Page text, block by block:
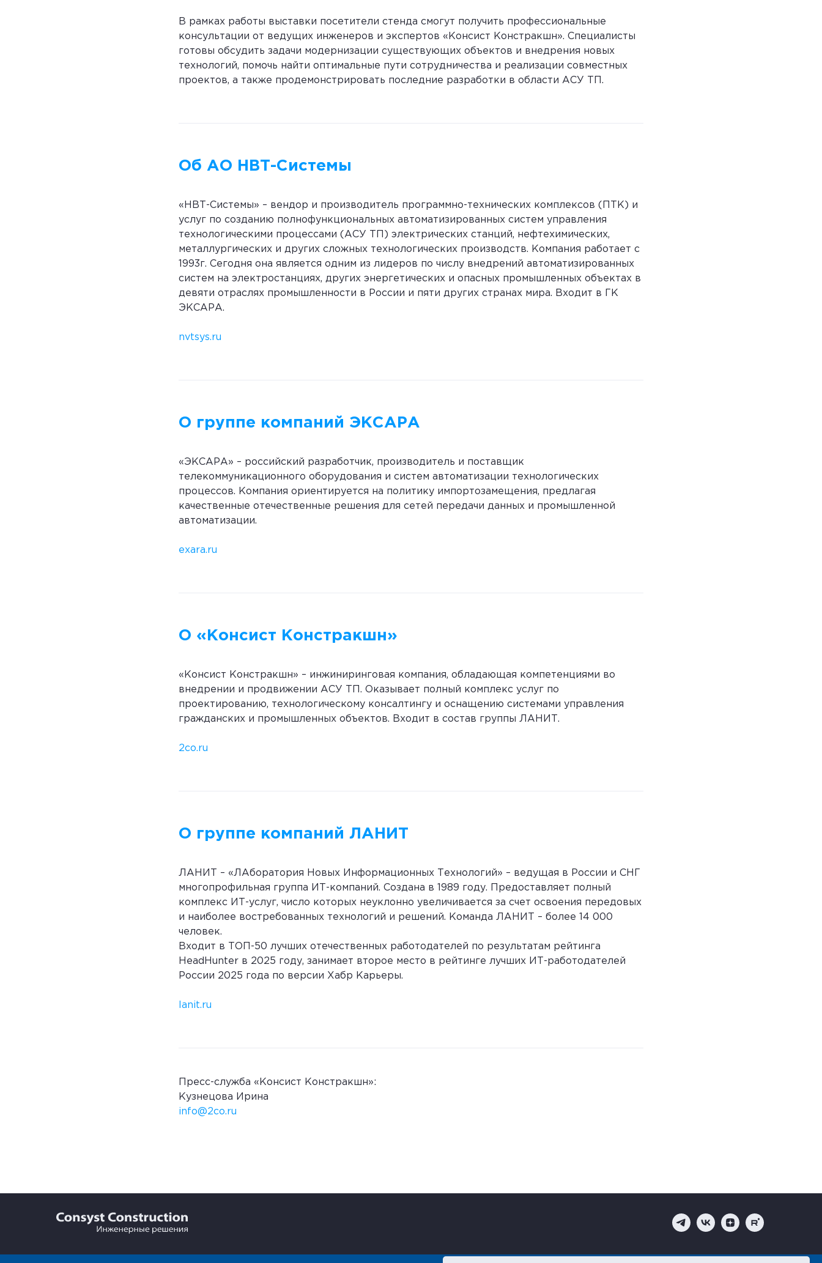
В рамках работы выставки посетители стенда смогут получить профессиональные
консультации от ведущих инженеров и экспертов «Консист Констракшн». Специалисты
готовы обсудить задачи модернизации существующих объектов и внедрения новых
технологий, помочь найти оптимальные пути сотрудничества и реализации совместных
проектов, а также продемонстрировать последние разработки в области АСУ ТП.
Об АО НВТ-Системы
«НВТ-Системы» – вендор и производитель программно-технических комплексов (ПТК) и
услуг по созданию полнофункциональных автоматизированных систем управления
технологическими процессами (АСУ ТП) электрических станций, нефтехимических,
металлургических и других сложных технологических производств. Компания работает с
1993г. Сегодня она является одним из лидеров по числу внедрений автоматизированных
систем на электростанциях, других энергетических и опасных промышленных объектах в
девяти отраслях промышленности в России и пяти других странах мира. Входит в ГК
ЭКСАРА.
nvtsys.ru
О группе компаний ЭКСАРА
«ЭКСАРА» – российский разработчик, производитель и поставщик
телекоммуникационного оборудования и систем автоматизации технологических
процессов. Компания ориентируется на политику импортозамещения, предлагая
качественные отечественные решения для сетей передачи данных и промышленной
автоматизации.
exara.ru
О «Консист Констракшн»
«Консист Констракшн» – инжиниринговая компания, обладающая компетенциями во
внедрении и продвижении АСУ ТП. Оказывает полный комплекс услуг по
проектированию, технологическому консалтингу и оснащению системами управления
гражданских и промышленных объектов. Входит в состав группы ЛАНИТ.
2co.ru
О группе компаний ЛАНИТ
ЛАНИТ – «ЛАборатория Новых Информационных Технологий» – ведущая в России и СНГ
многопрофильная группа ИТ-компаний. Создана в 1989 году. Предоставляет полный
комплекс ИТ-услуг, число которых неуклонно увеличивается за счет освоения передовых
и наиболее востребованных технологий и решений. Команда ЛАНИТ – более 14 000
человек.
Входит в ТОП-50 лучших отечественных работодателей по результатам рейтинга
HeadHunter в 2025 году, занимает второе место в рейтинге лучших ИТ-работодателей
России 2025 года по версии Хабр Карьеры.
lanit.ru
Пресс-служба «Консист Констракшн»:
Кузнецова Ирина
info@2co.ru